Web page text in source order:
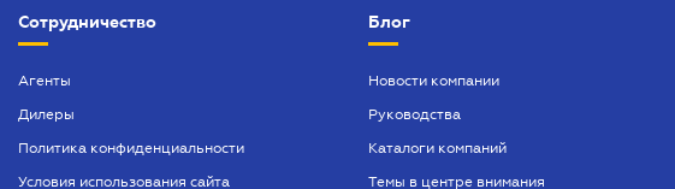
БИЗНЕС
БУХГАЛТЕР ПРОФ
ЮРИСТ ПРОФ
Сотрудничество
Агенты
Дилеры
Политика конфиденциальности
Условия использования сайта
Блог
Новости компании
Руководства
Каталоги компаний
Темы в центре внимания